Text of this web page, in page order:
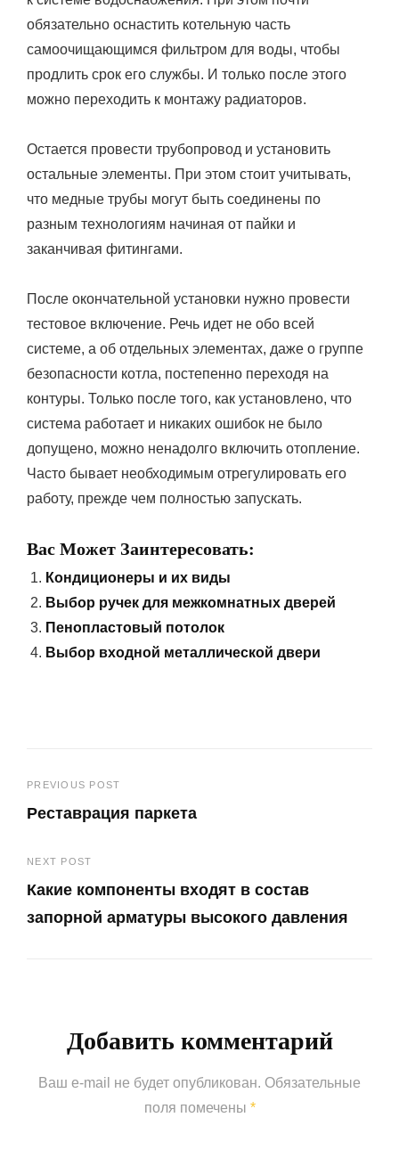
обязательно оснастить котельную часть
самоочищающимся фильтром для воды, чтобы
продлить срок его службы. И только после этого
можно переходить к монтажу радиаторов.
Остается провести трубопровод и установить
остальные элементы. При этом стоит учитывать,
что медные трубы могут быть соединены по
разным технологиям начиная от пайки и
заканчивая фитингами.
После окончательной установки нужно провести
тестовое включение. Речь идет не обо всей
системе, а об отдельных элементах, даже о группе
безопасности котла, постепенно переходя на
контуры. Только после того, как установлено, что
система работает и никаких ошибок не было
допущено, можно ненадолго включить отопление.
Часто бывает необходимым отрегулировать его
работу, прежде чем полностью запускать.
Вас Может Заинтересовать:
Кондиционеры и их виды
Выбор ручек для межкомнатных дверей
Пенопластовый потолок
Выбор входной металлической двери
Навигация
по
записям
PREVIOUS POST
Реставрация паркета
Post
NEXT POST
Какие компоненты входят в состав
запорной арматуры высокого давления
Добавить комментарий
Ваш e-mail не будет опубликован. Обязательные
поля помечены *